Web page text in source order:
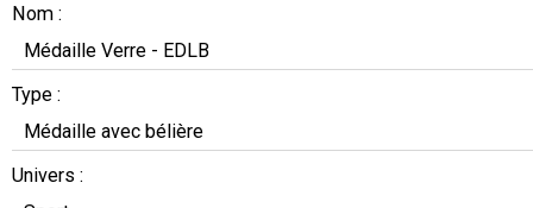
Nom :
Médaille Verre - EDLB
Type :
Médaille avec bélière
Univers :